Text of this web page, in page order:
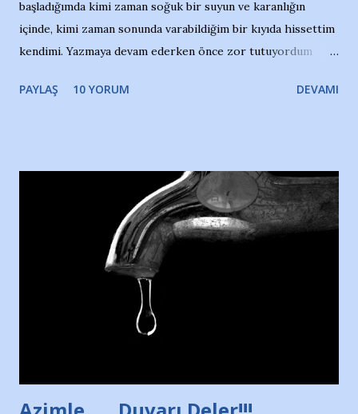
başladığımda kimi zaman soğuk bir suyun ve karanlığın
içinde, kimi zaman sonunda varabildiğim bir kıyıda hissettim
kendimi. Yazmaya devam ederken önce zor tutuyordum
Yazımı, ağlayarak bitirebildim ancak…Kendisinin web
Nesrin’in Hikayesi’ne başlıyorum… 1964 Adana Yüzme
havuzunun kenarında 7 yaşında kara kuru bir kız çocuğu
duruyor. Havuzun içinde Adana Demirspor Kulübü
yüzücüleri. Erkekler çoğunlukta. Küçük kız etrafına bakıyor.
Sadece 4 kız çocuğu var. Nesrin, Adana Demirspor’un 4
kızından biri oluyor o gün…Giriyor havuza. 1973 – 1975
Adana Nesrin, 16 yaşında. Yüzüyor. 7 yaşında girdiği
Türkiye 3.lüğü var. 17 yaşında mar...
PAYLAŞ 10 YORUM DEVAMI